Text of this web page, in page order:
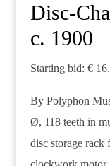
Disc-
c. 1900
Starting bid: €
By Polyphon
Ø, 118 teeth in
disc storage rack